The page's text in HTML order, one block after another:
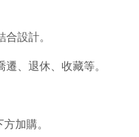
設計。
、退休、收藏等。
加購。